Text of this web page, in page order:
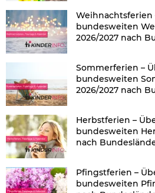
Weihnachtsferien
bundesweiten
2026/2027 nach
Sommerferien –
bundesweiten
2026/2027 nach
Herbstferien –
bundesweiten
nach
Pfingstferien –
bundesweiten